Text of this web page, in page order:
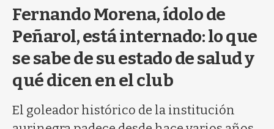
�
Fernando Morena, ídolo de
Peñarol, está internado: lo que
se sabe de su estado de salud y
qué dicen en el club
El goleador histórico de la institución